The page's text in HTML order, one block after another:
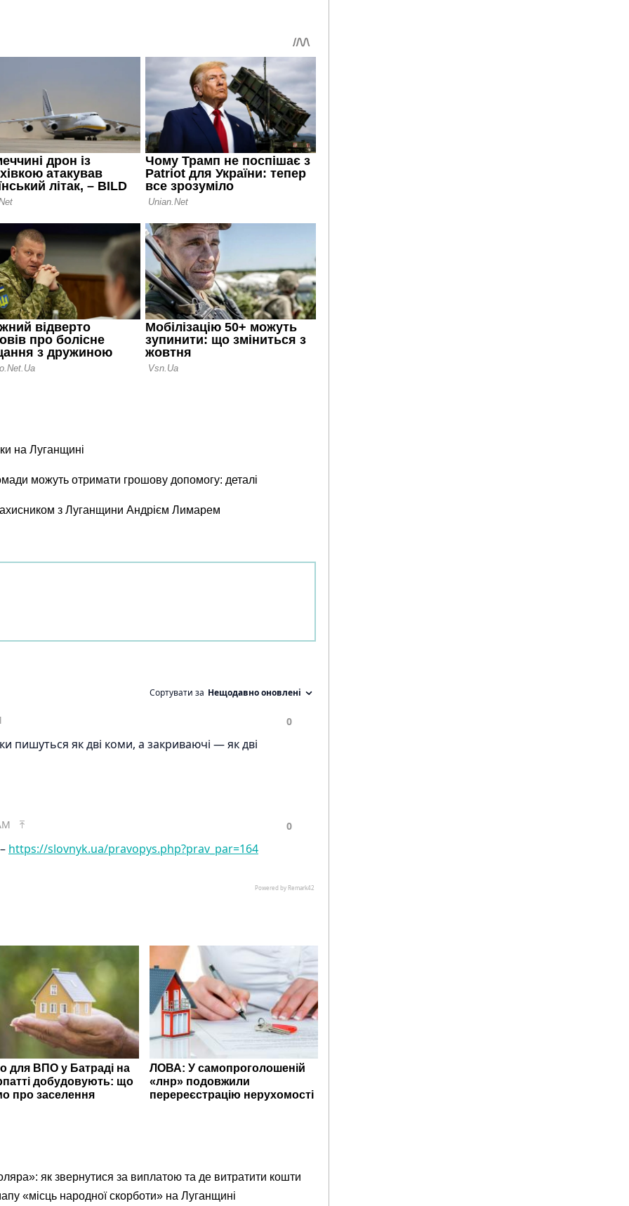
на Луганщині
можуть отримати грошову допомогу: деталі
з Луганщини Андрієм Лимарем
для ВПО у Батраді на
добудовують: що
про заселення
ЛОВА: У самопроголошеній
«лнр» подовжили
перереєстрацію нерухомості
як звернутися за виплатою та де витратити кошти
«місць народної скорботи» на Луганщині